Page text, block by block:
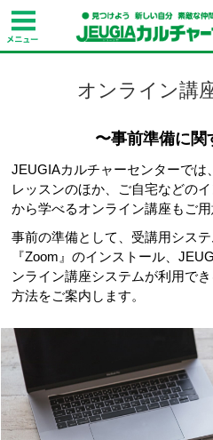
オンライン講
〜事前準備に関
JEUGIAカルチャーセンターでは
レッスンのほか、ご自宅などの
から学べるオンライン講座もご用
事前の準備として、受講用シス
『Zoom』のインストール、
ンライン講座システムが利用で
方法をご案内します。